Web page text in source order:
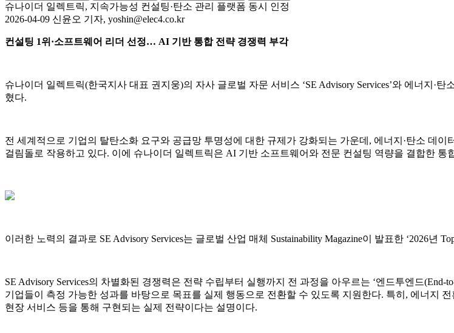
슈나이더 일렉트릭, 지속가능성 컨설팅·탄소 관리 플랫폼 동시 인정
2026-04-09 신윤오 기자, yoshin@elec4.co.kr
컨설팅 1위·소프트웨어 리더 선정… AI 기반 통합 전략 경쟁력 부각
슈나이더 일렉트릭(한국지사 대표 권지웅)의 자사 글로벌 자문 서비스 ‘SE Advisory Services’와 에너지·
혔다.
전 세계적으로 기업의 탈탄소화 요구와 공급망 투명성에 대한 규제가 강화되는 가운데, 에너지·탄소 데
걸림돌로 작용하고 있다. 이에 슈나이더 일렉트릭은 AI 기반 소프트웨어와 전문 컨설팅 역량을 결합한 통
이러한 노력의 결과로 SE Advisory Services는 글로벌 산업 매체 Sustainability Magazine이 발표한 ‘2026
SE Advisory Services의 차별화된 경쟁력은 전략 수립부터 실행까지 전 과정을 아우르는 ‘엔드투엔드
기업들이 측정 가능한 성과를 바탕으로 목표를 실제 행동으로 전환할 수 있도록 지원한다. 특히, 에너지
현장 서비스 등을 통해 구현되는 실제 전략이다는 설명이다.